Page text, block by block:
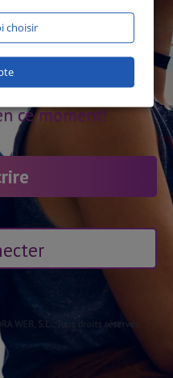
en ligne
ce moment!
choisir